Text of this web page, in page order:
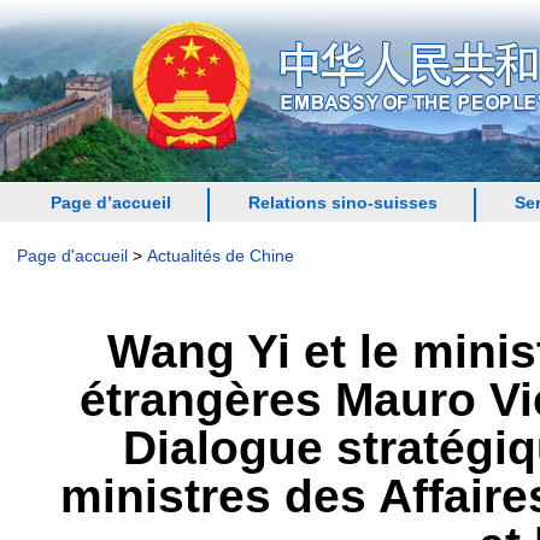
Page d’accueil Relations sino-suisses
Page d'accueil > Actualités de Chine
Wang Yi et le
étrangères Mauro
Dialogue
ministres des